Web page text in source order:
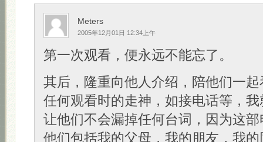
Meters
2005年12月01日 12:34上午
第一次观看，便永远不能忘了。
其后，隆重向他人介绍，陪他们一
任何观看时的走神，如接电话等，
让他们不会漏掉任何台词，因为这
他们包括我的父母，我的朋友，我